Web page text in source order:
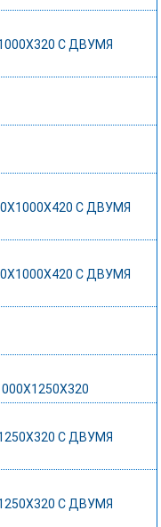
C ДВУМЯ
C ДВУМЯ
C ДВУМЯ
C ДВУМЯ
C ДВУМЯ